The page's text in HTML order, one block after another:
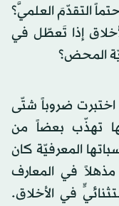
التقدّمَ العلميَّ؟
إذا تَعطّل في
المحض؟
اختبرت ضروباً شتّى
تهذّب بعضاً من
المعرفيّة كان
مذهلاً في المعارف
في الأخلاق.